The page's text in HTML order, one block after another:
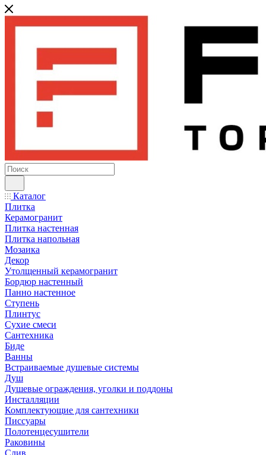
Каталог
Плитка
Керамогранит
Плитка настенная
Плитка напольная
Мозаика
Декор
Утолщенный керамогранит
Бордюр настенный
Панно настенное
Ступень
Плинтус
Сухие смеси
Сантехника
Биде
Ванны
Встраиваемые душевые системы
Душ
Душевые ограждения, уголки и поддоны
Инсталляции
Комплектующие для сантехники
Писсуары
Полотенцесушители
Раковины
Слив